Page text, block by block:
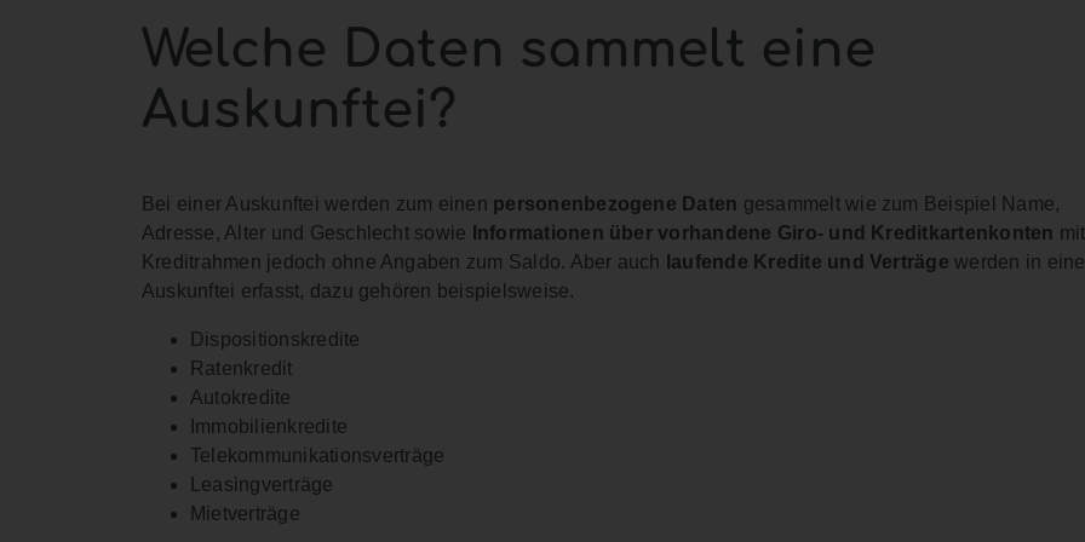
Welche Daten sammelt eine
Auskunftei?
Bei einer Auskunftei werden zum einen personenbezogene Daten gesammelt wie zum Beispiel Name,
Adresse, Alter und Geschlecht sowie
Informationen über vorhandene Giro- und Kreditkartenkonten mit
Kreditrahmen jedoch ohne Angaben zum Saldo. Aber auch
laufende Kredite und Verträge werden in
Auskunftei erfasst, dazu gehören beispielsweise.
Dispositionskredite
Ratenkredit
Autokredite
Immobilienkredite
Telekommunikationsverträge
Leasingverträge
Mietverträge